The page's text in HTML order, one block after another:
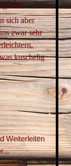
sich aber
zwar sehr
kuschelig
Weiterleiten